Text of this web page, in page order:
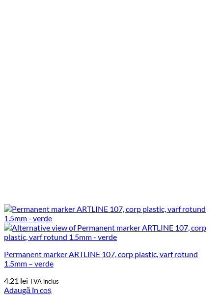
Permanent marker ARTLINE 107, corp plastic, varf rotund
1.5mm – verde
4.21 lei TVA inclus
Adaugă în coș